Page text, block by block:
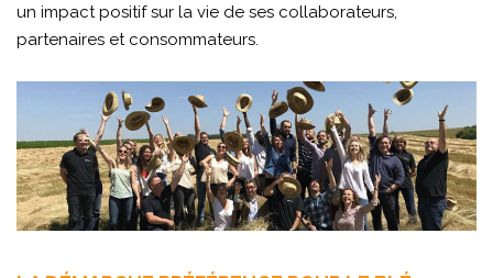
un impact positif sur la vie de ses collaborateurs,
partenaires et consommateurs.